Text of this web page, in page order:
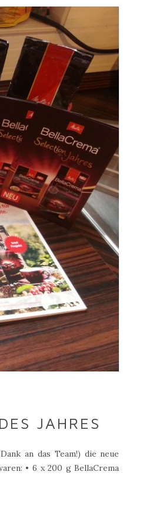
JAHRES
an das Team!) die neue
• 6 x 200 g BellaCrema